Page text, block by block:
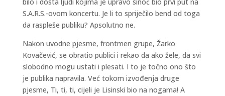
bilo i dosta ljudi kojima je upravo sinoć bio prvi put na
S.A.R.S.-ovom koncertu. Je li to spriječilo bend od toga
da raspleše publiku? Apsolutno ne.
Nakon uvodne pjesme, frontmen grupe, Žarko
Kovačević, se obratio publici i rekao da ako žele, da svi
slobodno mogu ustati i plesati. I to je točno ono što
je publika napravila. Već tokom izvođenja druge
pjesme, Ti, ti, ti, cijeli je Lisinski bio na nogama! A